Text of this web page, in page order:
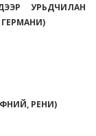
УРЬДЧИЛАН
РЕНИ)